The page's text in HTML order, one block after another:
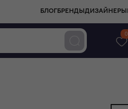
БЛОГ БРЕНДЫ ДИЗАЙНЕРЫ
0